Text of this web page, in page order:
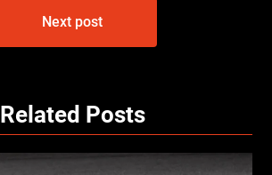
Next post
Related Posts